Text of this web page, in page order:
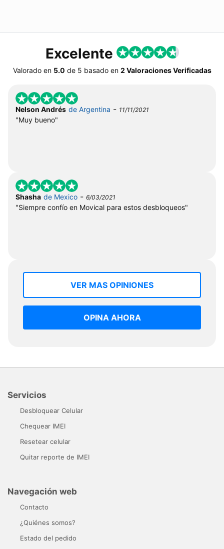
Excelente
Valorado en 5.0 de 5 basado en 2 Valoraciones Verificadas
Nelson Andrés de Argentina - 11/11/2021
"Muy bueno"
Shasha de Mexico - 6/03/2021
"Siempre confío en Movical para estos desbloqueos"
VER MAS OPINIONES
OPINA AHORA
Servicios
Desbloquear Celular
Chequear IMEI
Resetear celular
Quitar reporte de IMEI
Navegación web
Contacto
¿Quiénes somos?
Estado del pedido